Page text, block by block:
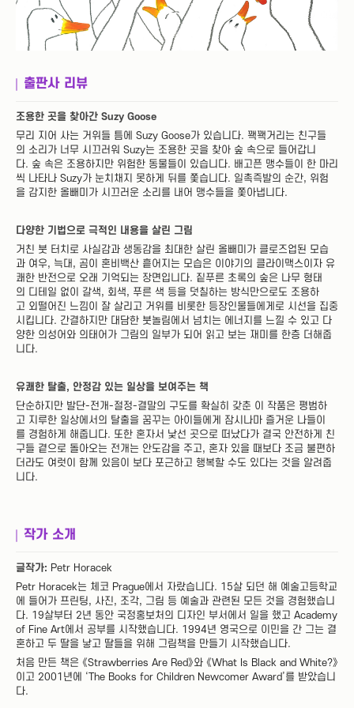
출판사 리뷰
조용한 곳을 찾아간 Suzy Goose
무리 지어 사는 거위들 틈에 Suzy Goose가 있습니다. 꽥꽥거리는 친구들
의 소리가 너무 시끄러워 Suzy는 조용한 곳을 찾아 숲 속으로 들어갑니
다. 숲 속은 조용하지만 위험한 동물들이 있습니다. 배고픈 맹수들이 한 마리
씩 나타나 Suzy가 눈치채지 못하게 뒤를 쫓습니다. 일촉즉발의 순간, 위험
을 감지한 올빼미가 시끄러운 소리를 내어 맹수들을 쫓아냅니다.
다양한 기법으로 극적인 내용을 살린 그림
거친 붓 터치로 사실감과 생동감을 최대한 살린 올빼미가 클로즈업된 모습
과 여우, 늑대, 곰이 혼비백산 흩어지는 모습은 이야기의 클라이맥스이자 유
쾌한 반전으로 오래 기억되는 장면입니다. 짙푸른 초록의 숲은 나무 형태
의 디테일 없이 갈색, 회색, 푸른 색 등을 덧칠하는 방식만으로도 조용하
고 외떨어진 느낌이 잘 살리고 거위를 비롯한 등장인물들에게로 시선을 집중
시킵니다. 간결하지만 대담한 붓놀림에서 넘치는 에너지를 느낄 수 있고 다
양한 의성어와 의태어가 그림의 일부가 되어 읽고 보는 재미를 한층 더해줍
니다.
유쾌한 탈출, 안정감 있는 일상을 보여주는 책
단순하지만 발단-전개-절정-결말의 구도를 확실히 갖춘 이 작품은 평범하
고 지루한 일상에서의 탈출을 꿈꾸는 아이들에게 잠시나마 즐거운 나들이
를 경험하게 해줍니다. 또한 혼자서 낯선 곳으로 떠났다가 결국 안전하게 친
구들 곁으로 돌아오는 전개는 안도감을 주고, 혼자 있을 때보다 조금 불편하
더라도 여럿이 함께 있음이 보다 포근하고 행복할 수도 있다는 것을 알려줍
니다.
작가 소개
글작가: Petr Horacek
Petr Horacek는 체코 Prague에서 자랐습니다. 15살 되던 해 예술고등학교
에 들어가 프린팅, 사진, 조각, 그림 등 예술과 관련된 모든 것을 경험했습니
다. 19살부터 2년 동안 국정홍보처의 디자인 부서에서 일을 했고 Academy
of Fine Art에서 공부를 시작했습니다. 1994년 영국으로 이민을 간 그는 결
혼하고 두 딸을 낳고 딸들을 위해 그림책을 만들기 시작했습니다.
처음 만든 책은 《Strawberries Are Red》와 《What Is Black and White?》
이고 2001년에 ‘The Books for Children Newcomer Award’를 받았습니
다.